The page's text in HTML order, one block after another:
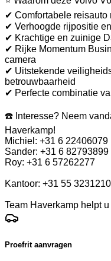
✔ Comfortabele reisauto
✔ Verhoogde rijpositie
✔ Krachtige en zuinige
✔ Rijke Momentum
camera
✔ Uitstekende
betrouwbaarheid
✔ Perfecte combinatie
☎️ Interesse? Neem
Haverkamp!
Michiel: +31 6 22406079
Sander: +31 6 82793899
Roy: +31 6 57262277
Kantoor: +31 55 3231210
Team Haverkamp helpt
Proefrit aanvragen